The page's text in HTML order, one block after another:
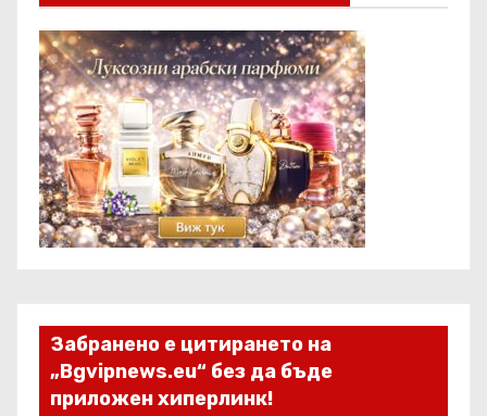
Забранено е цитирането на
„Bgvipnews.eu“ без да бъде
приложен хиперлинк!